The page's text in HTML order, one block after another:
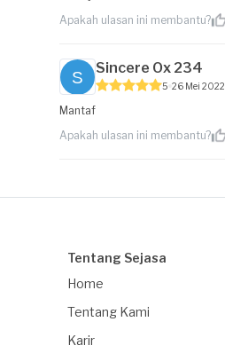
Apakah ulasan ini membantu?
Sincere Ox 234
5 26 Mei 2022
Mantaf
Apakah ulasan ini membantu?
Tentang Sejasa
Home
Tentang Kami
Karir